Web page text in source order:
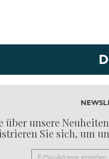
über unsere
Sie sich, um
Email